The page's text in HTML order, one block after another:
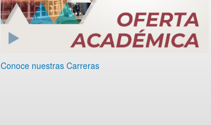
Conoce nuestras Carreras